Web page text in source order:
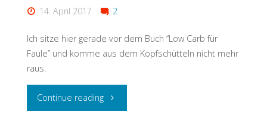
14. April 2017 2
Ich sitze hier gerade vor dem Buch “Low Carb für
Faule” und komme aus dem Kopfschütteln nicht mehr
raus.
Continue reading"Low